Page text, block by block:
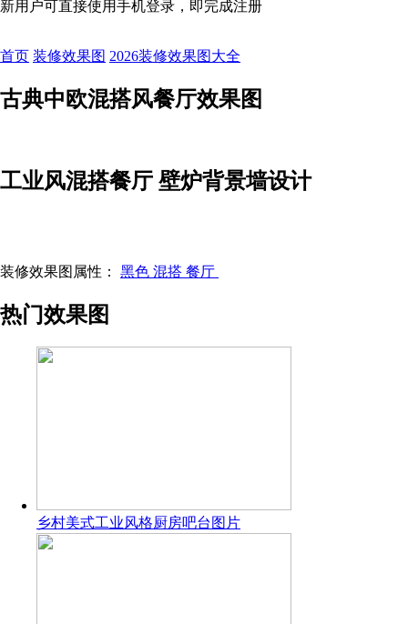
新用户可直接使用手机登录，即完成注册
首页 装修效果图 2026装修效果图大全
古典中欧混搭风餐厅效果图
工业风混搭餐厅 壁炉背景墙设计
装修效果图属性： 黑色 混搭 餐厅
热门效果图
乡村美式工业风格厨房吧台图片